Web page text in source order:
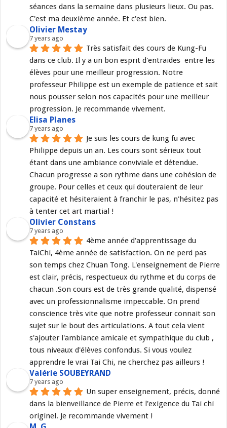
séances dans la semaine dans plusieurs lieux. Ou pas.
C'est ma deuxième année. Et c'est bien.
Olivier Mestay
7 years ago
Très satisfait des cours de Kung-Fu
dans ce club. Il y a un bon esprit d'entraides  entre les
élèves pour une meilleur progression. Notre
professeur Philippe est un exemple de patience et sait
nous pousser selon nos capacités pour une meilleur
progression. Je recommande vivement.
Elisa Planes
7 years ago
Je suis les cours de kung fu avec
Philippe depuis un an. Les cours sont sérieux tout
étant dans une ambiance conviviale et détendue.
Chacun progresse a son rythme dans une cohésion de
groupe. Pour celles et ceux qui douteraient de leur
capacité et hésiteraient à franchir le pas, n'hésitez pas
à tenter cet art martial !
Olivier Constans
7 years ago
4ème année d'apprentissage du
TaiChi, 4ème année de satisfaction. On ne perd pas
son temps chez Chuan Tong. L'enseignement de Pierre
est clair, précis, respectueux du rythme et du corps de
chacun .Son cours est de très grande qualité, dispensé
avec un professionnalisme impeccable. On prend
conscience très vite que notre professeur connait son
sujet sur le bout des articulations. A tout cela vient
s'ajouter l'ambiance amicale et sympathique du club ,
tous niveaux d'élèves confondus. Si vous voulez
apprendre le vrai Tai Chi, ne cherchez pas ailleurs !
Valérie SOUBEYRAND
7 years ago
Un super enseignement, précis, donné
dans la bienveillance de Pierre et l'exigence du Tai chi
originel. Je recommande vivement !